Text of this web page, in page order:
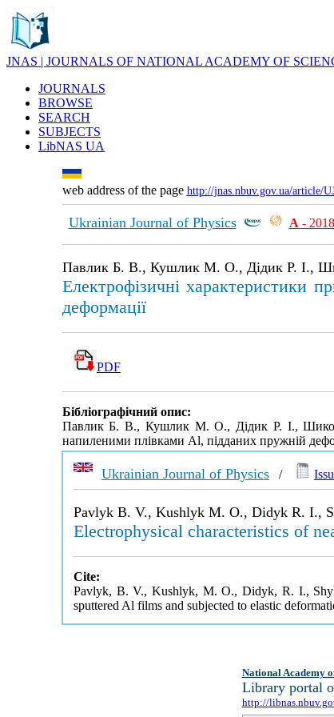
JNAS | JOURNALS OF NATIONAL ACADEMY OF
JOURNALS
BROWSE
SEARCH
SUBJECTS
LibNAS UA
web address of the page http://jnas.nbuv.gov.ua/article/
Ukrainian Journal of Physics А - 2018
Павлик Б. В., Кушлик М. О., Дідик Р. І.,
Електрофізичні характеристики
деформації
PDF
Бібліографічний опис:
Павлик Б. В., Кушлик М. О., Дідик Р. І.,
напиленими плівками Al, підданих пружній
Ukrainian Journal of Physics/
Pavlyk B. V., Kushlyk M. O., Didyk R. I.,
Electrophysical characteristics of
Cite:
Pavlyk, B. V., Kushlyk, M. O., Didyk, R. I.,
sputtered Al films and subjected to elastic
National Academy
Library portal
http://